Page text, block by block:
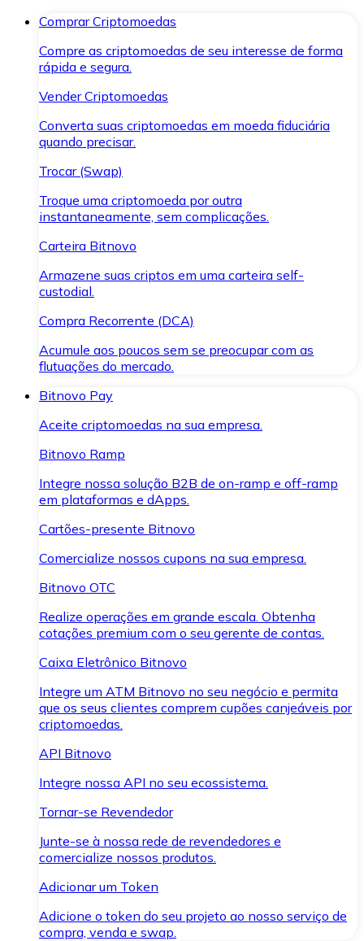
Comprar Criptomoedas
Compre as criptomoedas de seu interesse de forma
rápida e segura.
Vender Criptomoedas
Converta suas criptomoedas em moeda fiduciária
quando precisar.
Trocar (Swap)
Troque uma criptomoeda por outra
instantaneamente, sem complicações.
Carteira Bitnovo
Armazene suas criptos em uma carteira self-
custodial.
Compra Recorrente (DCA)
Acumule aos poucos sem se preocupar com as
flutuações do mercado.
Bitnovo Pay
Aceite criptomoedas na sua empresa.
Bitnovo Ramp
Integre nossa solução B2B de on-ramp e off-ramp
em plataformas e dApps.
Cartões-presente Bitnovo
Comercialize nossos cupons na sua empresa.
Bitnovo OTC
Realize operações em grande escala. Obtenha
cotações premium com o seu gerente de contas.
Caixa Eletrônico Bitnovo
Integre um ATM Bitnovo no seu negócio e permita
que os seus clientes comprem cupões canjeáveis por
criptomoedas.
API Bitnovo
Integre nossa API no seu ecossistema.
Tornar-se Revendedor
Junte-se à nossa rede de revendedores e
comercialize nossos produtos.
Adicionar um Token
Adicione o token do seu projeto ao nosso serviço de
compra, venda e swap.